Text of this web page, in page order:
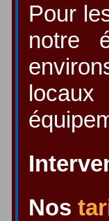
Pour
notre
Nos